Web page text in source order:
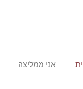
אני ממליצה